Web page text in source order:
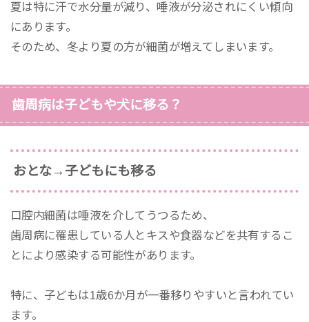
夏は特に汗で水分量が減り、唾液が分泌されにくい傾向
にあります。
そのため、冬より夏の方が細菌が増えてしまいます。
歯周病は子どもや犬に移る？
おとな→子どもにも移る
口腔内細菌は唾液を介してうつるため、
歯周病に罹患している人とキスや食器などを共有するこ
とにより感染する可能性があります。
特に、子どもは1歳6か月が一番移りやすいと言われてい
ます。